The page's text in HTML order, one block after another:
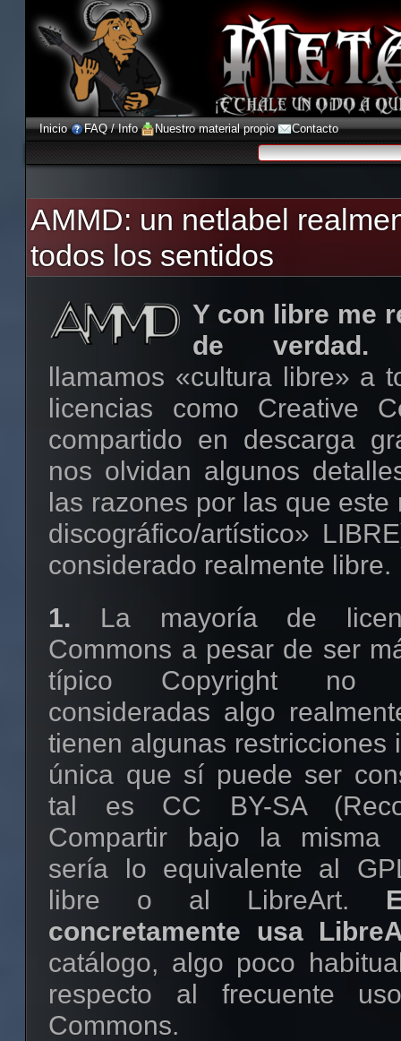
Inicio FAQ / Info Nuestro material propio Contacto
AMMD: un netlabel
todos los sentidos
Y con libre me
de verdad.
llamamos «cultura libre» a
licencias como Creative
compartido en descarga
nos olvidan algunos
las razones por las que este
discográfico/artístico»
considerado realmente libre.
1. La mayoría de
Commons a pesar de ser
típico Copyright no
consideradas algo
tienen algunas restricciones
única que sí puede ser
tal es CC BY-SA
Compartir bajo la misma
sería lo equivalente al
libre o al LibreArt.
concretamente usa
catálogo, algo poco
respecto al frecuente
Commons.